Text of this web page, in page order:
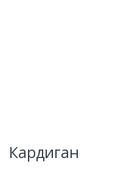
Кардиган